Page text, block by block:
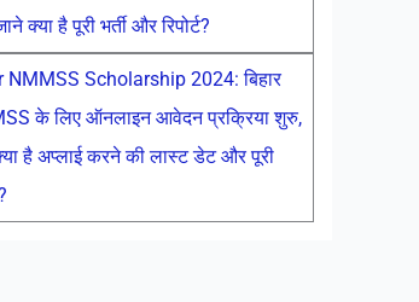
क्या है पूरी भर्ती और रिपोर्ट?
NMMSS Scholarship 2024: बिहार
के लिए ऑनलाइन आवेदन प्रक्रिया शुरु,
है अप्लाई करने की लास्ट डेट और पूरी